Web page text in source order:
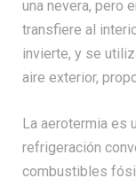
una nevera, pero
transfiere al
invierte, y se
aire exterior,
La aerotermia es
refrigeración
combustibles